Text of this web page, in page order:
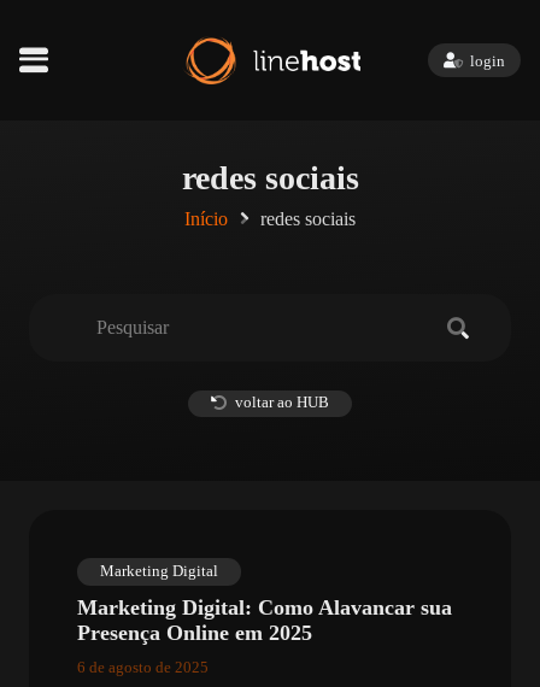
login
redes sociais
Início redes sociais
voltar ao HUB
Marketing Digital
Marketing Digital: Como Alavancar sua
Presença Online em 2025
6 de agosto de 2025